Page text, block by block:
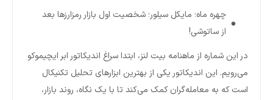
چهره‌ ماه؛ مایکل سیلور؛ شخصیت اول بازار رمزارزها بعد
از ساتوشی!
در این شماره از ماهنامه بیت لنز، ابتدا سراغ اندیکاتور ابر ایچیموکو
می‌رویم. این اندیکاتور یکی از بهترین ابزارهای تحلیل تکنیکال
است که به معامله‌گران کمک می‌کند تا با یک نگاه، روند بازار،